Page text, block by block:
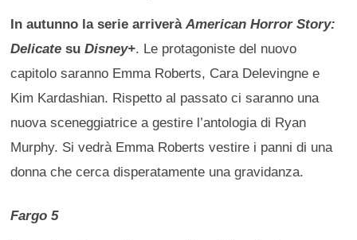
In autunno la serie arriveràAmerican Horror Story:
Delicate suDisney+. Le protagoniste del nuovo
capitolo saranno Emma Roberts, Cara Delevingne e
Kim Kardashian. Rispetto al passato ci saranno una
nuova sceneggiatrice a gestire l’antologia di Ryan
Murphy. Si vedrà Emma Roberts vestire i panni di una
donna che cerca disperatamente una gravidanza.
Fargo 5